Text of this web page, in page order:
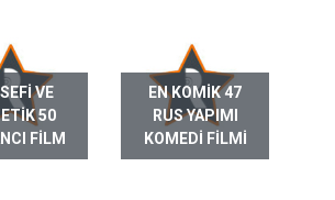
VE
50
FILM
EN KOMIK 47
RUS YAPIMI
KOMEDI FILMI